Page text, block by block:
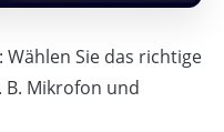
Sie das richtige
B. Mikrofon und